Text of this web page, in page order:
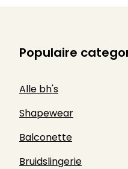
Populaire
Alle bh's
Shapewear
Balconette
Bruidslingerie